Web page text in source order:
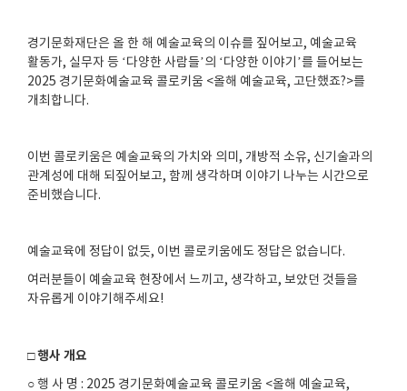
경기문화재단은 올 한 해 예술교육의 이슈를 짚어보고, 예술교육
활동가, 실무자 등 ‘다양한 사람들’의 ‘다양한 이야기 ’를 들어보는
2025 경기문화예술교육 콜로키움 <올해 예술교육, 고단했죠?>를
개최합니다.
이번 콜로키움은 예술교육의 가치와 의미 , 개방적 소유, 신기술과의
관계성에 대해 되짚어보고, 함께 생각하며 이야기 나누는 시간으로
준비했습니다.
예술교육에 정답이 없듯, 이번 콜로키움에도 정답은 없습니다.
여러분들이 예술교육 현장에서 느끼고, 생각하고, 보았던 것들을
자유롭게 이야기해주세요!
□ 행사 개요
○ 행 사 명 : 2025 경기문화예술교육 콜로키움 <올해 예술교육,